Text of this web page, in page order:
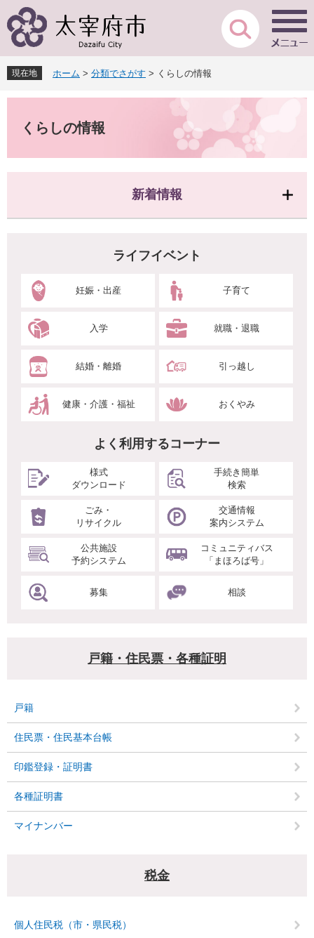
ー
先
頭
で
ニ
を
飛
ば
現在地 ホーム > 分類でさがす > くらしの情報
くらしの情報
新着情報
ライフイベント
妊娠・出産 子育て
入学 就職・退職
結婚・離婚 引っ越し
健康・介護・福祉 おくやみ
よく利用するコーナー
様式
ダウンロード
手続き簡単
検索
ごみ・
リサイクル
交通情報
案内システム
公共施設
予約システム
コミュニティバス
「まほろば号」
募集 相談
戸籍・住民票・各種証明
戸籍
住民票・住民基本台帳
印鑑登録・証明書
各種証明書
マイナンバー
税金
個人住民税（市・県民税）